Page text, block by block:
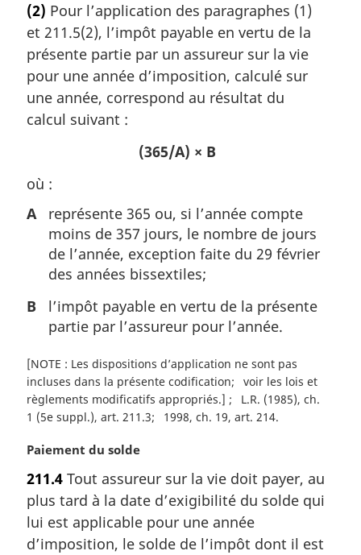
t
e
m
a
r
g
i
e
:
(2) Pour l’application des paragraphes (1)
et 211.5(2), l’impôt payable en vertu de la
présente partie par un assureur sur la vie
pour une année d’imposition, calculé sur
une année, correspond au résultat du
calcul suivant :
(365/A) × B
où :
A
représente 365 ou, si l’année compte
moins de 357 jours, le nombre de jours
de l’année, exception faite du 29 février
des années bissextiles;
B
l’impôt payable en vertu de la présente
partie par l’assureur pour l’année.
[NOTE : Les dispositions d’application ne sont pas
incluses dans la présente codification
voir les lois et
règlements modificatifs appropriés.]
L.R. (1985), ch.
1 (5e suppl.), art. 211.3
1998, ch. 19, art. 214
N
t
e
m
a
Paiement du solde
211.4 Tout assureur sur la vie doit payer, au
plus tard à la date d’exigibilité du solde qui
lui est applicable pour une année
d’imposition, le solde de l’impôt dont il est